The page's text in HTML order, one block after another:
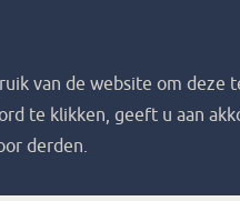
van de website om deze
te klikken, geeft u aan
derden.